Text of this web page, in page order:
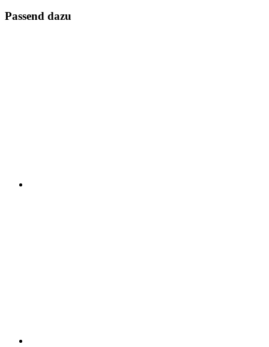
Passend dazu